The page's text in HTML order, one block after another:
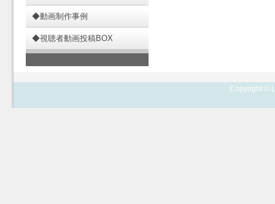
◆動画制作事例
◆視聴者動画投稿BOX
Copyright ©